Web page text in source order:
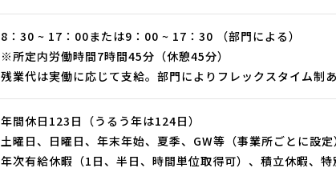
8：30 ~ 17：00または9：00 ~ 17：30 （部門による）
※所定内労働時間7時間45分（休憩45分）
残業代は実働に応じて支給。部門によりフレックスタイム制あ
年間休日123日（うるう年は124日）
土曜日、日曜日、年末年始、夏季、GW等（事業所ごとに設定
年次有給休暇（1日、半日、時間単位取得可）、積立休暇、